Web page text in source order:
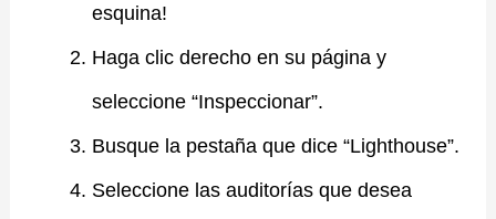
esquina!
Haga clic derecho en su página y
seleccione “Inspeccionar”.
Busque la pestaña que dice “Lighthouse”.
Seleccione las auditorías que desea